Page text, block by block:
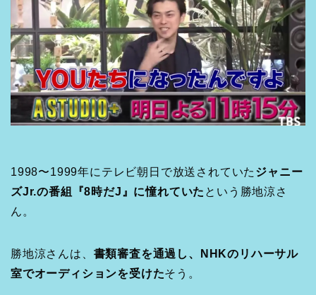
1998〜1999年にテレビ朝日で放送されていた ジャニー
ズJr.の番組『8時だJ』に憧れていた という勝地涼さ
ん。
勝地涼さんは、 書類審査を通過し、NHKのリハーサル
室でオーディションを受けたそう。